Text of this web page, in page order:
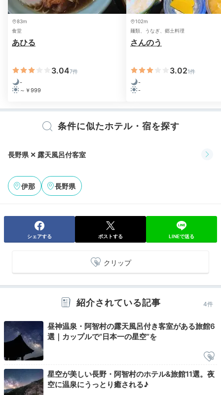
や鯉が泳ぐ池、季節の草花が素敵。美しい景色と足湯で
癒されつつ、ラウンジのコーヒーやビールを楽しむこと
もできますよ。
お庭には鯉がいて、子どもが喜んで見ていました。夜は
いっそう館内の雰囲気が良く、癒されました。
+3
Dinner
18:00
満喫できる会席料理
夕食／会席料理一例① 夕
個室食事処や大広間で頂く夕食は、自社栽培の野菜や旬
食材を使った会席料理。名物「鯉の旨煮」は臭みがな
83m
食堂
あひる
3.047件
-
～￥999
102m
麺類、うなぎ、郷土料理
さんのう
3.021件
-
-
条件に似たホテル・宿を探す
長野県 ✕ 露天風呂付客室
伊那 長野県
シェアする ポストする LINEで送る
クリップ
紹介されている記事 4件
昼神温泉・阿智村の露天風呂付き客室がある旅館6
選｜カップルで”日本一の星空”を
星空が美しい長野・阿智村のホテル&旅館11選。夜
空に温泉にうっとり癒される♪